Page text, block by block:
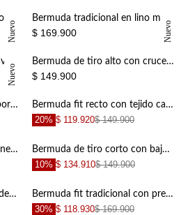
+ +
+ +
Nuevo
+
Bermuda tradicional con botonadura frontal blanca para mujer
Nuevo
+
Bermuda tradicional en lino marrón para mujer
$ 169.900
Nuevo
Bermuda de tiro corto con lavado vintage en denim para mujer Bermuda de tiro alto con cruce lateral de botones en verde salvia para mujer
$ 149.900
Bermuda fit tradicional con bordado ojalillo en algodón blanco para mujer Bermuda fit recto con tejido calado en beige para mujer
20% $ 119.920$ 149.900
Bermuda fit clásico con botones laterales en lino café para mujer Bermuda de tiro corto con bajo desflecado en algodón azul claro para mujer
10% $ 134.910$ 149.900
Bermuda tradicional con broderie calado en algodón beige para mujer Bermuda fit tradicional con pretina cruzada en lino beige para mujer
30% $ 118.930$ 169.900